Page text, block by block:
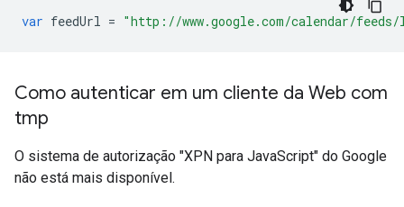
var feedUrl = "http://www.google.com/calendar/
Como autenticar em um cliente da Web com
tmp
O sistema de autorização "XPN para JavaScript" do Google
não está mais disponível.